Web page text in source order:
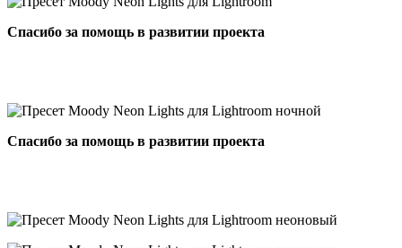
Спасибо за помощь в развитии проекта
Спасибо за помощь в развитии проекта